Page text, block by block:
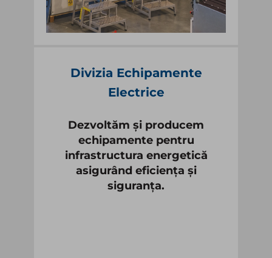
Divizia Echipamente
Electrice
Dezvoltăm și producem
echipamente pentru
infrastructura energetică
asigurând eficiența și
siguranța.